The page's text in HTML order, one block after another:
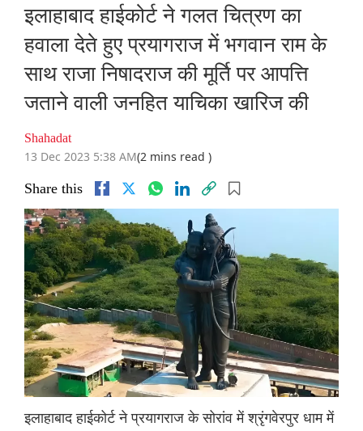
इलाहाबाद हाईकोर्ट ने गलत चित्रण का
हवाला देते हुए प्रयागराज में भगवान राम के
साथ राजा निषादराज की मूर्ति पर आपत्ति
जताने वाली जनहित याचिका खारिज की
Shahadat
13 Dec 2023 5:38 AM(2 mins read )
Share this
इलाहाबाद हाईकोर्ट ने प्रयागराज के सोरांव में श्रृंगवेरपुर धाम में